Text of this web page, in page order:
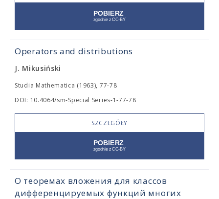
Operators and distributions
J. Mikusiński
Studia Mathematica (1963), 77-78
DOI: 10.4064/sm-Special Series-1-77-78
SZCZEGÓŁY
О теоремах вложения для классов
дифференцируемых функций многих